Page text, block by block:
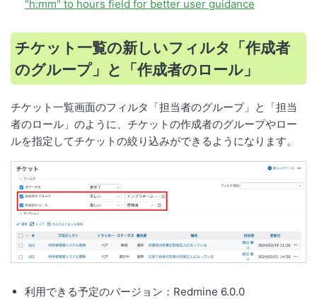
"h:mm" to hours field for better user guidance
チケット一覧の新しいフィルタ「作成者
のグループ」と「作成者のロール」
チケット一覧画面のフィルタ「担当者のグループ」と「担当
者のロール」のように、チケットの作成者のグループやロー
ルを指定してチケットの絞り込みができるようになります。
利用できる予定のバージョン：Redmine 6.0.0